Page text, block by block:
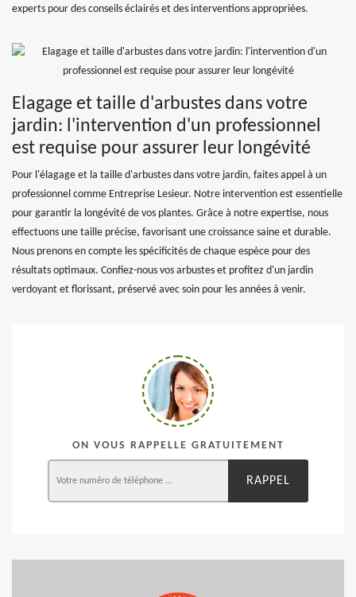
experts pour des conseils éclairés et des interventions appropriées.
Elagage et taille d'arbustes dans votre
jardin: l'intervention d'un professionnel
est requise pour assurer leur longévité
Pour l'élagage et la taille d'arbustes dans votre jardin, faites appel à un
professionnel comme Entreprise Lesieur. Notre intervention est essentielle
pour garantir la longévité de vos plantes. Grâce à notre expertise, nous
effectuons une taille précise, favorisant une croissance saine et durable.
Nous prenons en compte les spécificités de chaque espèce pour des
résultats optimaux. Confiez-nous vos arbustes et profitez d'un jardin
verdoyant et florissant, préservé avec soin pour les années à venir.
ON VOUS RAPPELLE GRATUITEMENT